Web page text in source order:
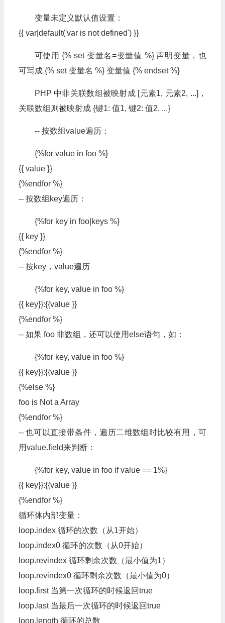
变量未定义默认值设置：
{{ var|default('var is not defined') }}
可使用 {% set 变量名=变量值 %} 声明变量，也
可写成 {% set 变量名 %} 变量值 {% endset %}
PHP 中非关联数组被映射成 [元素1, 元素2, ...]，
关联数组则被映射成 {键1: 值1, 键2: 值2, ...}
-- 按数组value遍历：
{%for value in foo %}
{{ value }}
{%endfor %}
-- 按数组key遍历：
{%for key in foo|keys %}
{{ key }}
{%endfor %}
-- 按key，value遍历
{%for key, value in foo %}
{{ key}}:{{value }}
{%endfor %}
-- 如果 foo 非数组，还可以使用else语句，如：
{%for key, value in foo %}
{{ key}}:{{value }}
{%else %}
foo is Not a Array
{%endfor %}
-- 也可以直接带条件，遍历二维数组时比较有用，可
用value.field来判断：
{%for key, value in foo if value == 1%}
{{ key}}:{{value }}
{%endfor %}
循环体内部变量：
loop.index 循环的次数（从1开始）
loop.index0 循环的次数（从0开始）
loop.revindex 循环剩余次数（最小值为1）
loop.revindex0 循环剩余次数（最小值为0）
loop.first 当第一次循环的时候返回true
loop.last 当最后一次循环的时候返回true
loop.length 循环的总数